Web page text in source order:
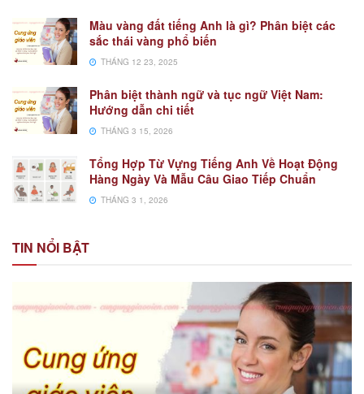
Màu vàng đất tiếng Anh là gì? Phân biệt các
sắc thái vàng phổ biến
THÁNG 12 23, 2025
Phân biệt thành ngữ và tục ngữ Việt Nam:
Hướng dẫn chi tiết
THÁNG 3 15, 2026
Tổng Hợp Từ Vựng Tiếng Anh Về Hoạt Động
Hàng Ngày Và Mẫu Câu Giao Tiếp Chuẩn
THÁNG 3 1, 2026
TIN NỔI BẬT